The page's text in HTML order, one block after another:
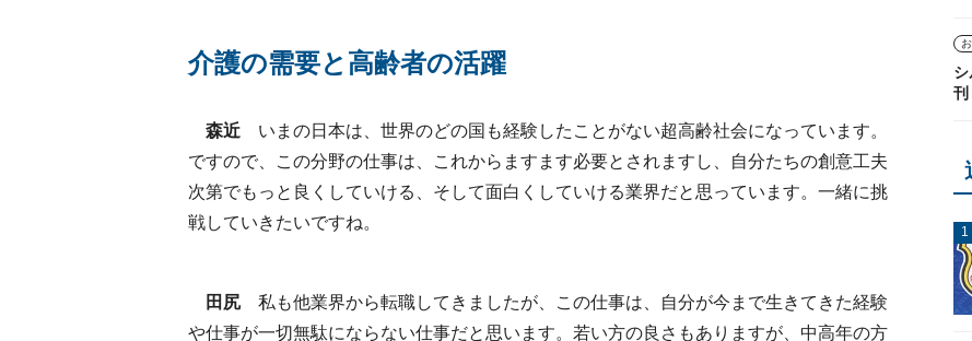
介護の需要と高齢者の活躍
森近 いまの日本は、世界のどの国も経験したことがない超高齢社会になっています。
ですので、この分野の仕事は、これからますます必要とされますし、自分たちの創意工夫
次第でもっと良くしていける、そして面白くしていける業界だと思っています。一緒に挑
戦していきたいですね。
田尻 私も他業界から転職してきましたが、この仕事は、自分が今まで生きてきた経験
や仕事が一切無駄にならない仕事だと思います。若い方の良さもありますが、中高年の方
刊